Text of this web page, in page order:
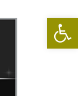
פתח סרגל נגישות